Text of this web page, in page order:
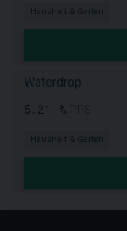
Haushalt & Garten
Waterdrop
5,21 %
Haushalt & Garten